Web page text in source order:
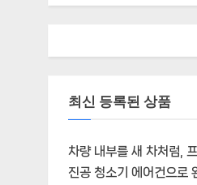
최신 등록된 상품
차량 내부를 새 차처럼,
진공 청소기 에어건으로